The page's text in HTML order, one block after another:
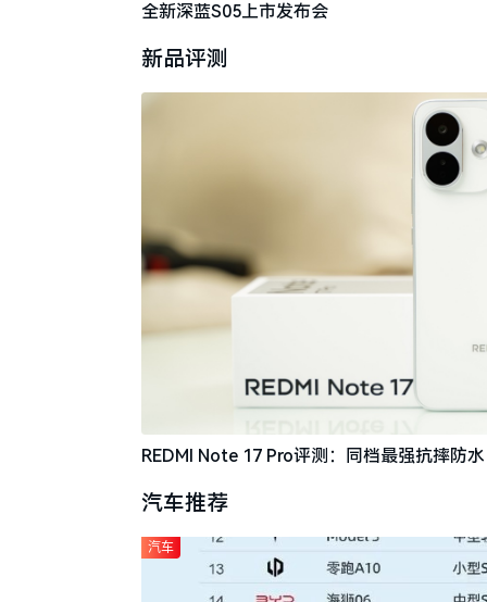
全新深蓝S05上市发布会
新品评测
REDMI Note 17 Pro评测：同档最强抗摔防
汽车推荐
汽车